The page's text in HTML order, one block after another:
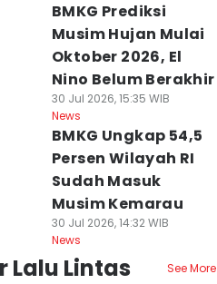
BMKG Prediksi
Musim Hujan Mulai
Oktober 2026, El
Nino Belum Berakhir
30 Jul 2026, 15:35 WIB
News
BMKG Ungkap 54,5
Persen Wilayah RI
Sudah Masuk
Musim Kemarau
30 Jul 2026, 14:32 WIB
News
Lalu Lintas See More